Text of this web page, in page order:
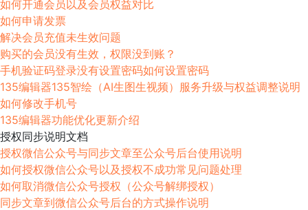
如何开通会员以及会员权益对比
如何申请发票
解决会员充值未生效问题
购买的会员没有生效，权限没到账？
手机验证码登录没有设置密码如何设置密码
135编辑器135智绘（AI生图生视频）服务升级与权益调整说明
如何修改手机号
135编辑器功能优化更新介绍
授权同步说明文档
授权微信公众号与同步文章至公众号后台使用说明
如何授权微信公众号以及授权不成功常见问题处理
如何取消微信公众号授权（公众号解绑授权）
同步文章到微信公众号后台的方式操作说明